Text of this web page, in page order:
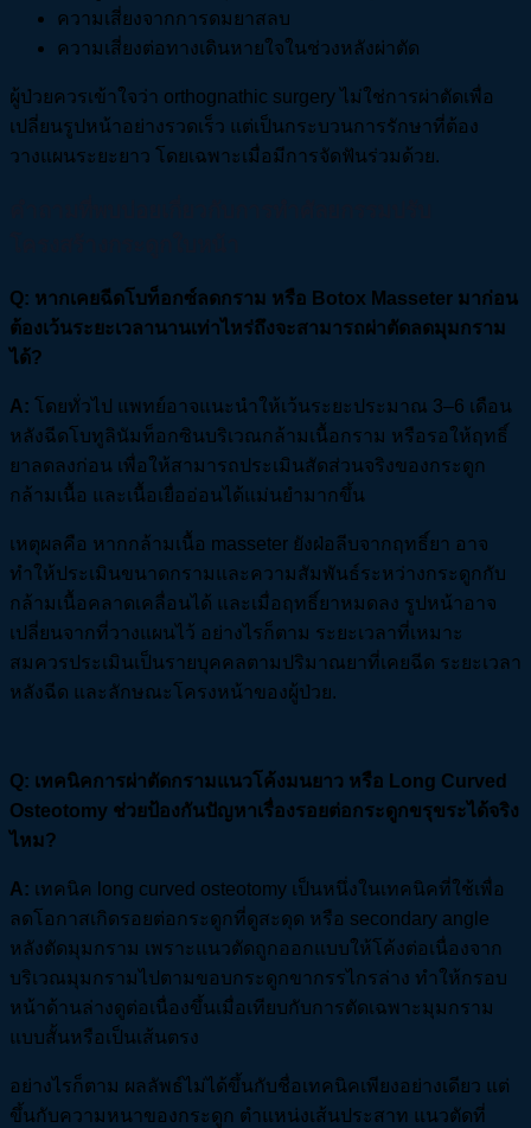
ความเสี่ยงจากการดมยาสลบ
ความเสี่ยงต่อทางเดินหายใจในช่วงหลังผ่าตัด
ผู้ป่วยควรเข้าใจว่า orthognathic surgery ไม่ใช่การผ่าตัดเพื่อ
เปลี่ยนรูปหน้าอย่างรวดเร็ว แต่เป็นกระบวนการรักษาที่ต้อง
วางแผนระยะยาว โดยเฉพาะเมื่อมีการจัดฟันร่วมด้วย.
Q: หากเคยฉีดโบท็อกซ์ลดกราม หรือ Botox Masseter มาก่อน
ต้องเว้นระยะเวลานานเท่าไหร่ถึงจะสามารถผ่าตัดลดมุมกราม
ได้?
A: โดยทั่วไป แพทย์อาจแนะนำให้เว้นระยะประมาณ 3–6 เดือน
หลังฉีดโบทูลินัมท็อกซินบริเวณกล้ามเนื้อกราม หรือรอให้ฤทธิ์
ยาลดลงก่อน เพื่อให้สามารถประเมินสัดส่วนจริงของกระดูก
กล้ามเนื้อ และเนื้อเยื่ออ่อนได้แม่นยำมากขึ้น
เหตุผลคือ หากกล้ามเนื้อ masseter ยังฝ่อลีบจากฤทธิ์ยา อาจ
ทำให้ประเมินขนาดกรามและความสัมพันธ์ระหว่างกระดูกกับ
กล้ามเนื้อคลาดเคลื่อนได้ และเมื่อฤทธิ์ยาหมดลง รูปหน้าอาจ
เปลี่ยนจากที่วางแผนไว้ อย่างไรก็ตาม ระยะเวลาที่เหมาะ
สมควรประเมินเป็นรายบุคคลตามปริมาณยาที่เคยฉีด ระยะเวลา
หลังฉีด และลักษณะโครงหน้าของผู้ป่วย.
Q: เทคนิคการผ่าตัดกรามแนวโค้งมนยาว หรือ Long Curved
Osteotomy ช่วยป้องกันปัญหาเรื่องรอยต่อกระดูกขรุขระได้จริง
ไหม?
A: เทคนิค long curved osteotomy เป็นหนึ่งในเทคนิคที่ใช้เพื่อ
ลดโอกาสเกิดรอยต่อกระดูกที่ดูสะดุด หรือ secondary angle
หลังตัดมุมกราม เพราะแนวตัดถูกออกแบบให้โค้งต่อเนื่องจาก
บริเวณมุมกรามไปตามขอบกระดูกขากรรไกรล่าง ทำให้กรอบ
หน้าด้านล่างดูต่อเนื่องขึ้นเมื่อเทียบกับการตัดเฉพาะมุมกราม
แบบสั้นหรือเป็นเส้นตรง
อย่างไรก็ตาม ผลลัพธ์ไม่ได้ขึ้นกับชื่อเทคนิคเพียงอย่างเดียว แต่
ขึ้นกับความหนาของกระดูก ตำแหน่งเส้นประสาท แนวตัดที่